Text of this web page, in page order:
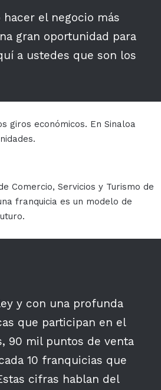
el negocio más
gran oportunidad para
a ustedes que son los
giros económicos. En Sinaloa
Comercio, Servicios y Turismo de
franquicia es un modelo de
y con una profunda
que participan en el
90 mil puntos de venta
10 franquicias que
cifras hablan del